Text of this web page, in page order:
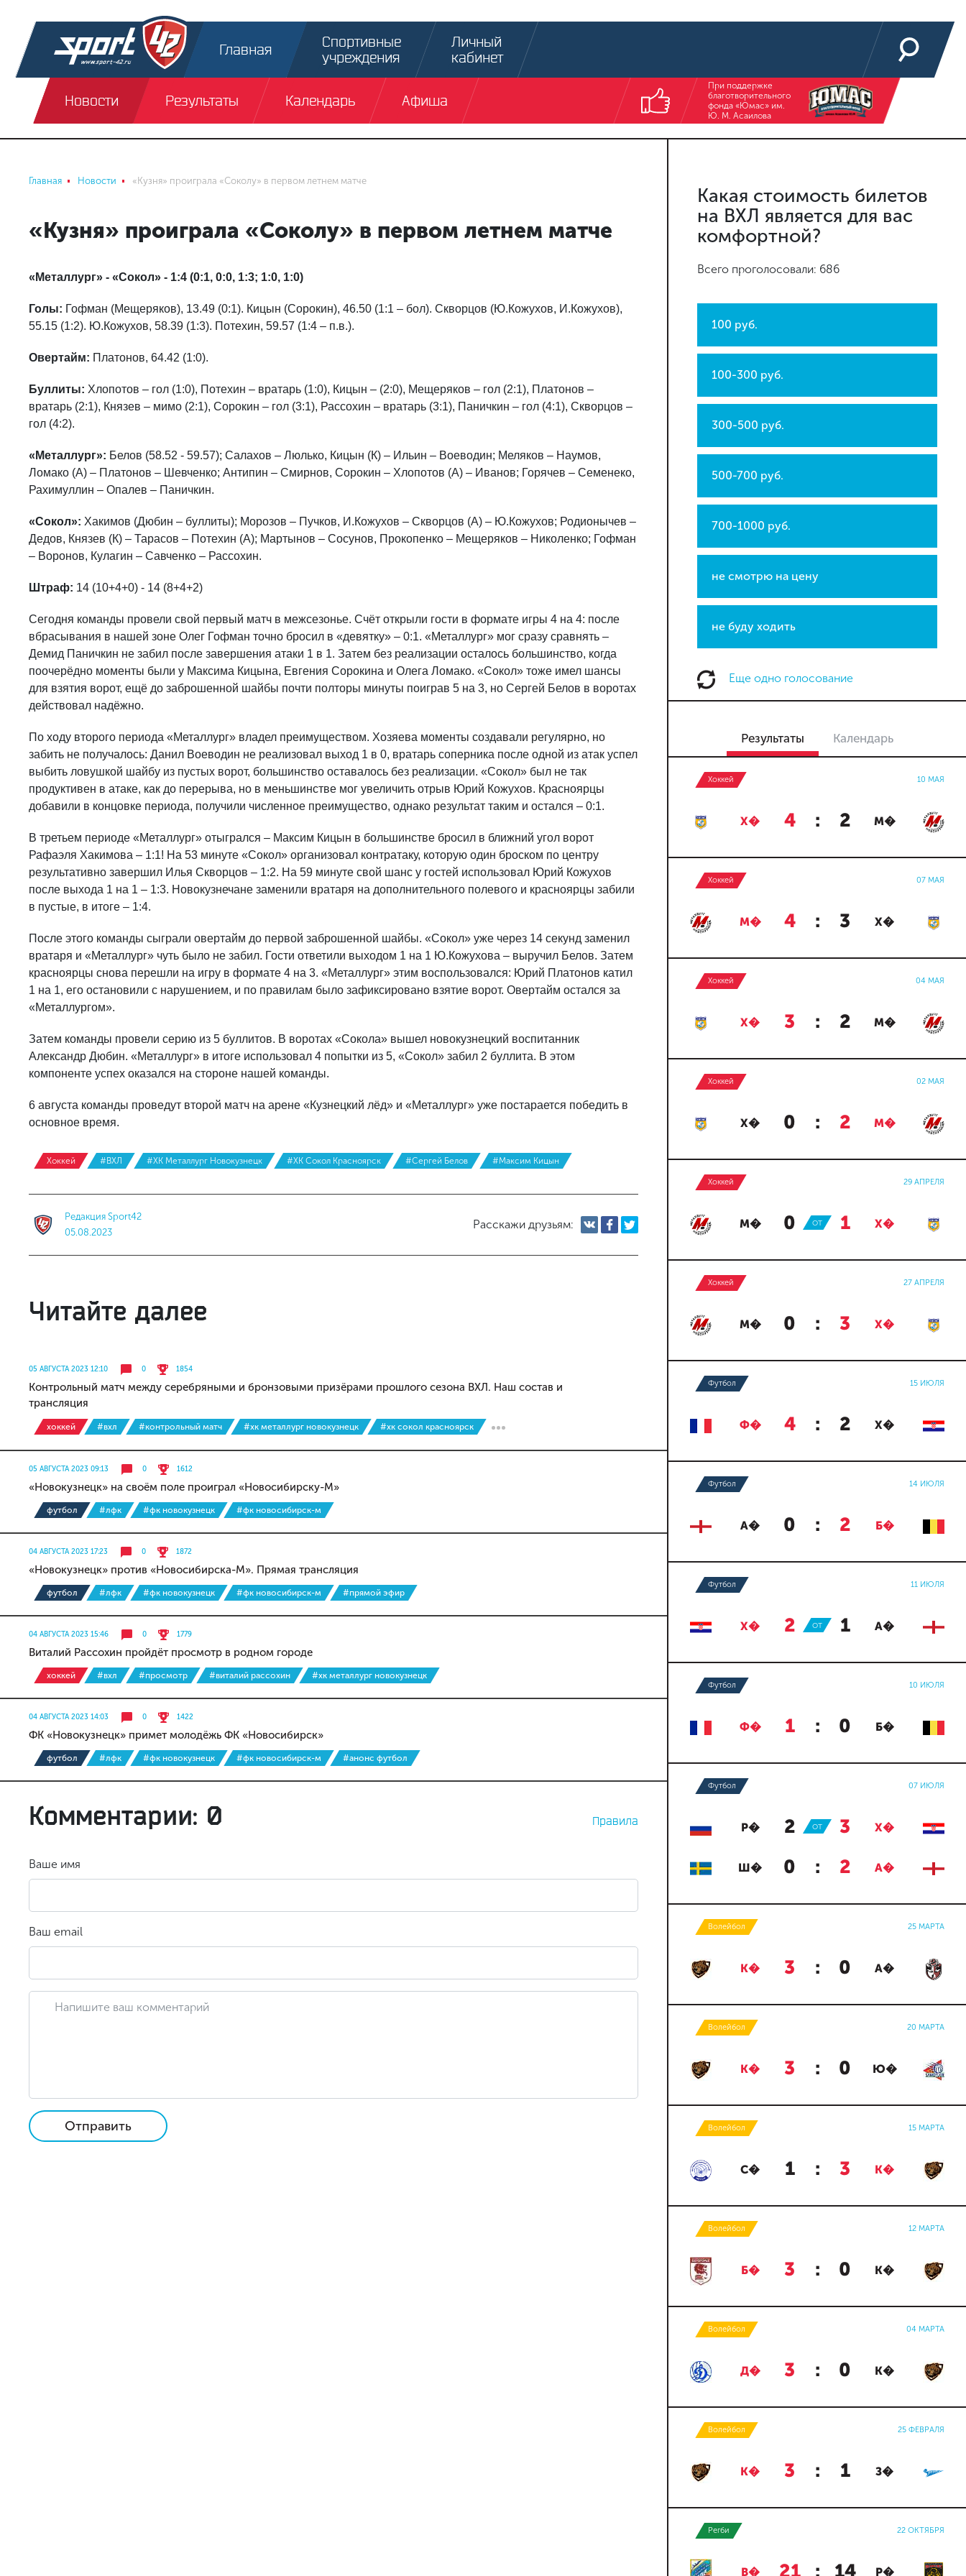
Главная
Спортивные
учреждения
Личный
кабинет
Новости Результаты Календарь Афиша
При поддержке
благотворительного
фонда «Юмас» им.
Ю. М. Асаилова
Главная Новости «Кузня» проиграла «Соколу» в первом летнем матче
«Кузня» проиграла «Соколу» в первом летнем матче
«Металлург» - «Сокол» - 1:4 (0:1, 0:0, 1:3; 1:0, 1:0)
Голы: Гофман (Мещеряков), 13.49 (0:1). Кицын (Сорокин), 46.50 (1:1 – бол). Скворцов (Ю.Кожухов, И.Кожухов),
55.15 (1:2). Ю.Кожухов, 58.39 (1:3). Потехин, 59.57 (1:4 – п.в.).
Овертайм: Платонов, 64.42 (1:0).
Буллиты: Хлопотов – гол (1:0), Потехин – вратарь (1:0), Кицын – (2:0), Мещеряков – гол (2:1), Платонов –
вратарь (2:1), Князев – мимо (2:1), Сорокин – гол (3:1), Рассохин – вратарь (3:1), Паничкин – гол (4:1), Скворцов –
гол (4:2).
«Металлург»: Белов (58.52 - 59.57); Салахов – Люлько, Кицын (К) – Ильин – Воеводин; Меляков – Наумов,
Ломако (А) – Платонов – Шевченко; Антипин – Смирнов, Сорокин – Хлопотов (А) – Иванов; Горячев – Семенеко,
Рахимуллин – Опалев – Паничкин.
«Сокол»: Хакимов (Дюбин – буллиты); Морозов – Пучков, И.Кожухов – Скворцов (А) – Ю.Кожухов; Родионычев –
Дедов, Князев (К) – Тарасов – Потехин (А); Мартынов – Сосунов, Прокопенко – Мещеряков – Николенко; Гофман
– Воронов, Кулагин – Савченко – Рассохин.
Штраф: 14 (10+4+0) - 14 (8+4+2)
Сегодня команды провели свой первый матч в межсезонье. Счёт открыли гости в формате игры 4 на 4: после
вбрасывания в нашей зоне Олег Гофман точно бросил в «девятку» – 0:1. «Металлург» мог сразу сравнять –
Демид Паничкин не забил после завершения атаки 1 в 1. Затем без реализации осталось большинство, когда
поочерёдно моменты были у Максима Кицына, Евгения Сорокина и Олега Ломако. «Сокол» тоже имел шансы
для взятия ворот, ещё до заброшенной шайбы почти полторы минуты поиграв 5 на 3, но Сергей Белов в воротах
действовал надёжно.
По ходу второго периода «Металлург» владел преимуществом. Хозяева моменты создавали регулярно, но
забить не получалось: Данил Воеводин не реализовал выход 1 в 0, вратарь соперника после одной из атак успел
выбить ловушкой шайбу из пустых ворот, большинство оставалось без реализации. «Сокол» был не так
продуктивен в атаке, как до перерыва, но в меньшинстве мог увеличить отрыв Юрий Кожухов. Красноярцы
добавили в концовке периода, получили численное преимущество, однако результат таким и остался – 0:1.
В третьем периоде «Металлург» отыгрался – Максим Кицын в большинстве бросил в ближний угол ворот
Рафаэля Хакимова – 1:1! На 53 минуте «Сокол» организовал контратаку, которую один броском по центру
результативно завершил Илья Скворцов – 1:2. На 59 минуте свой шанс у гостей использовал Юрий Кожухов
после выхода 1 на 1 – 1:3. Новокузнечане заменили вратаря на дополнительного полевого и красноярцы забили
в пустые, в итоге – 1:4.
После этого команды сыграли овертайм до первой заброшенной шайбы. «Сокол» уже через 14 секунд заменил
вратаря и «Металлург» чуть было не забил. Гости ответили выходом 1 на 1 Ю.Кожухова – выручил Белов. Затем
красноярцы снова перешли на игру в формате 4 на 3. «Металлург» этим воспользовался: Юрий Платонов катил
1 на 1, его остановили с нарушением, и по правилам было зафиксировано взятие ворот. Овертайм остался за
«Металлургом».
Затем команды провели серию из 5 буллитов. В воротах «Сокола» вышел новокузнецкий воспитанник
Александр Дюбин. «Металлург» в итоге использовал 4 попытки из 5, «Сокол» забил 2 буллита. В этом
компоненте успех оказался на стороне нашей команды.
6 августа команды проведут второй матч на арене «Кузнецкий лёд» и «Металлург» уже постарается победить в
основное время.
Хоккей #ВХЛ #ХК Металлург Новокузнецк #ХК Сокол Красноярск #Сергей Белов #Максим Кицын
Редакция Sport42
05.08.2023
Расскажи друзьям:
Читайте далее
05 АВГУСТА 2023 12:10 0 1854
Контрольный матч между серебряными и бронзовыми призёрами прошлого сезона ВХЛ. Наш состав и
трансляция
хоккей #вхл #контрольный матч #хк металлург новокузнецк #хк сокол красноярск
05 АВГУСТА 2023 09:13 0 1612
«Новокузнецк» на своём поле проиграл «Новосибирску-М»
футбол #лфк #фк новокузнецк #фк новосибирск-м
04 АВГУСТА 2023 17:23 0 1872
«Новокузнецк» против «Новосибирска-М». Прямая трансляция
футбол #лфк #фк новокузнецк #фк новосибирск-м #прямой эфир
04 АВГУСТА 2023 15:46 0 1779
Виталий Рассохин пройдёт просмотр в родном городе
хоккей #вхл #просмотр #виталий рассохин #хк металлург новокузнецк
04 АВГУСТА 2023 14:03 0 1422
ФК «Новокузнецк» примет молодёжь ФК «Новосибирск»
футбол #лфк #фк новокузнецк #фк новосибирск-м #анонс футбол
Комментарии: 0 Правила
Ваше имя
Ваш email
Отправить
Какая стоимость билетов
на ВХЛ является для вас
комфортной?
Всего проголосовали: 686
100 руб.
100-300 руб.
300-500 руб.
500-700 руб.
700-1000 руб.
не смотрю на цену
не буду ходить
Еще одно голосование
Результаты Календарь
Хоккей 10 МАЯ
Х� 4 : 2 М�
Хоккей 07 МАЯ
М� 4 : 3 Х�
Хоккей 04 МАЯ
Х� 3 : 2 М�
Хоккей 02 МАЯ
Х� 0 : 2 М�
Хоккей 29 АПРЕЛЯ
М� 0 : 1 Х�
ОТ
Хоккей 27 АПРЕЛЯ
М� 0 : 3 Х�
Футбол 15 ИЮЛЯ
Ф� 4 : 2 Х�
Футбол 14 ИЮЛЯ
А� 0 : 2 Б�
Футбол 11 ИЮЛЯ
Х� 2 : 1 А�
ОТ
Футбол 10 ИЮЛЯ
Ф� 1 : 0 Б�
Футбол 07 ИЮЛЯ
Р� 2 : 3 Х�
ОТ
Ш� 0 : 2 А�
Волейбол 25 МАРТА
К� 3 : 0 А�
Волейбол 20 МАРТА
К� 3 : 0 Ю�
Волейбол 15 МАРТА
С� 1 : 3 К�
Волейбол 12 МАРТА
Б� 3 : 0 К�
Волейбол 04 МАРТА
Д� 3 : 0 К�
Волейбол 25 ФЕВРАЛЯ
К� 3 : 1 З�
Регби 22 ОКТЯБРЯ
В� 21 : 14 Р�